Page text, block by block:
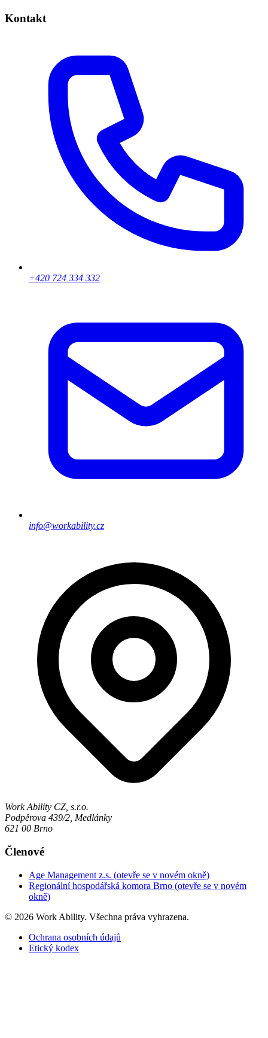
Kontakt
+420 724 334 332
info@workability.cz
Work Ability CZ, s.r.o.
Podpěrova 439/2, Medlánky
621 00 Brno
Členové
Age Management z.s. (otevře se v novém okně)
Regionální hospodářská komora Brno (otevře se v novém
okně)
© 2026 Work Ability. Všechna práva vyhrazena.
Ochrana osobních údajů
Etický kodex